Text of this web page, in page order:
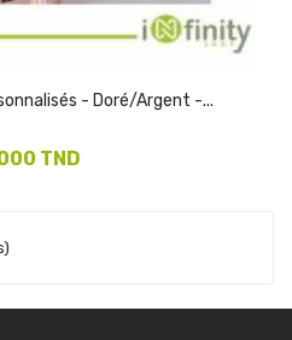
- Doré/Argent -...
TND